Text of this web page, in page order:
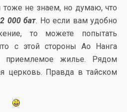
тоже не знаем, но думаю, что
000 бат. Но если вам удобно
то можете попытать
с этой стороны Ао Нанга
приемлемое жилье. Рядом
церковь. Правда в тайском